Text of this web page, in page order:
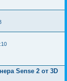
Sense 2 от 3D